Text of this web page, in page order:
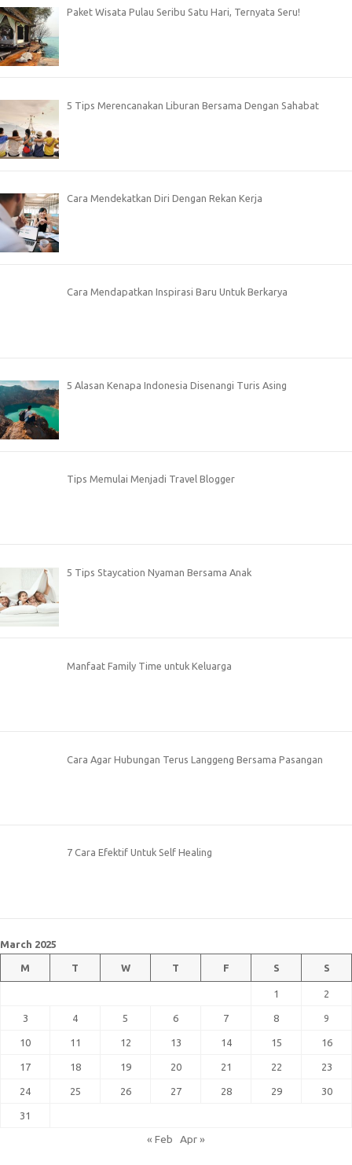
Paket Wisata Pulau Seribu Satu Hari, Ternyata Seru!
5 Tips Merencanakan Liburan Bersama Dengan Sahabat
Cara Mendekatkan Diri Dengan Rekan Kerja
Cara Mendapatkan Inspirasi Baru Untuk Berkarya
5 Alasan Kenapa Indonesia Disenangi Turis Asing
Tips Memulai Menjadi Travel Blogger
5 Tips Staycation Nyaman Bersama Anak
Manfaat Family Time untuk Keluarga
Cara Agar Hubungan Terus Langgeng Bersama Pasangan
7 Cara Efektif Untuk Self Healing
March 2025
M T W T F S S
1 2
3 4 5 6 7 8 9
10 11 12 13 14 15 16
17 18 19 20 21 22 23
24 25 26 27 28 29 30
31
« Feb Apr »